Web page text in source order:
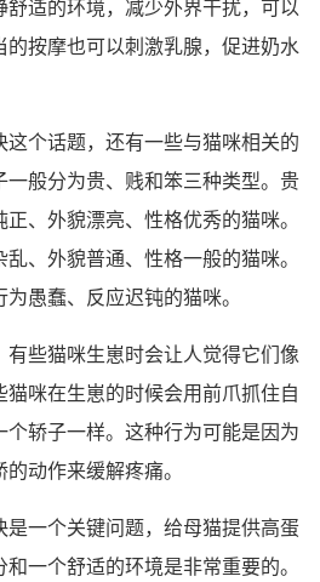
适的环境，减少外界干扰，可以
按摩也可以刺激乳腺，促进奶水
个话题，还有一些与猫咪相关的
一般分为贵、贱和笨三种类型。贵
、外貌漂亮、性格优秀的猫咪。
、外貌普通、性格一般的猫咪。
愚蠢、反应迟钝的猫咪。
些猫咪生崽时会让人觉得它们像
咪在生崽的时候会用前爪抓住自
个轿子一样。这种行为可能是因为
动作来缓解疼痛。
是一个关键问题，给母猫提供高蛋
一个舒适的环境是非常重要的。